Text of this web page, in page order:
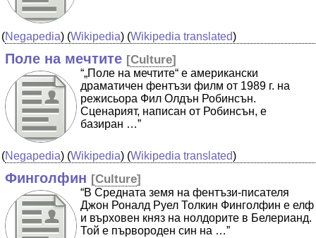
(Negapedia) (Wikipedia) (Wikipedia translated)
Поле на мечтите [Culture]
“„Поле на мечтите“ е американски
драматичен фентъзи филм от 1989 г. на
режисьора Фил Олдън Робинсън.
Сценарият, написан от Робинсън, е
базиран …”
(Negapedia) (Wikipedia) (Wikipedia translated)
Финголфин [Culture]
“В Средната земя на фентъзи-писателя
Джон Роналд Руел Толкин Финголфин е елф
и върховен княз на нолдорите в Белерианд.
Той е първороден син на …”